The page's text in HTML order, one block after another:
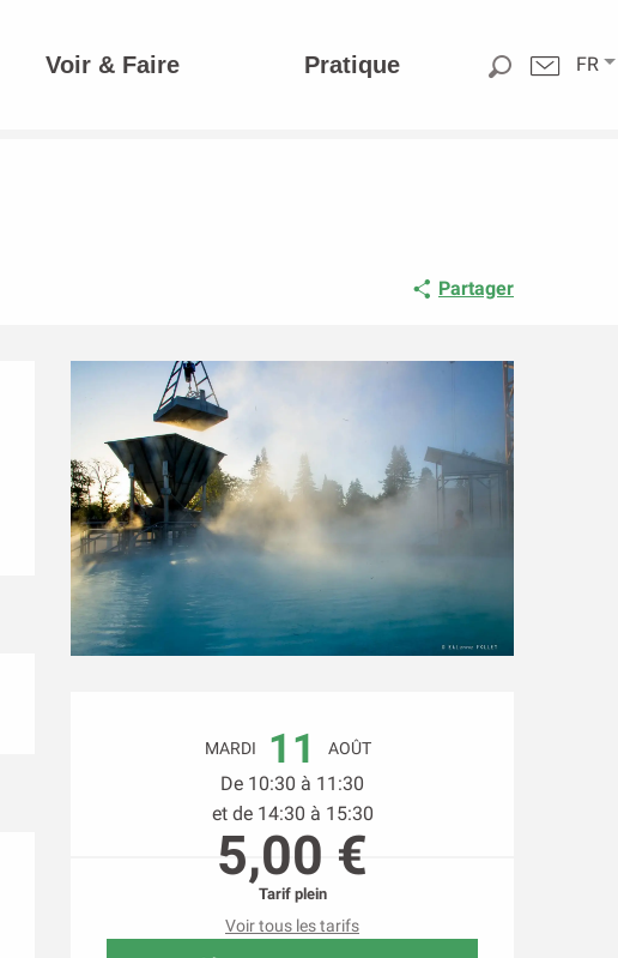
FR
Voir & Faire Pratique
Partager
MARDI 11 AOÛT
De 10:30 à 11:30
et de 14:30 à 15:30
5,00 €
Tarif plein
Voir tous les tarifs